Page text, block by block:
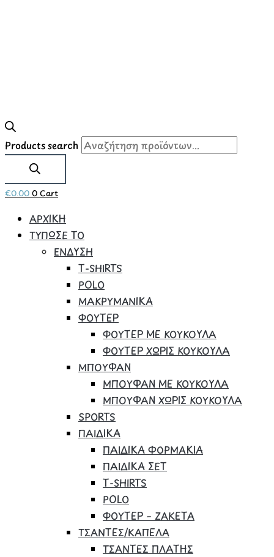
Products search
€0.00 0 Cart
ΑΡΧΙΚΗ
ΤΥΠΩΣΕ ΤΟ
ΕΝΔΥΣΗ
Τ-SHIRTS
POLO
ΜΑΚΡΥΜΑΝΙΚΑ
ΦΟΥΤΕΡ
ΦΟΥΤΕΡ ΜΕ ΚΟΥΚΟΥΛΑ
ΦΟΥΤΕΡ ΧΩΡΙΣ ΚΟΥΚΟΥΛΑ
ΜΠΟΥΦΑΝ
ΜΠΟΥΦΑΝ ΜΕ ΚΟΥΚΟΥΛΑ
ΜΠΟΥΦΑΝ ΧΩΡΙΣ ΚΟΥΚΟΥΛΑ
SPORTS
ΠΑΙΔΙΚΑ
ΠΑΙΔΙΚΑ ΦΟΡΜΑΚΙΑ
ΠΑΙΔΙΚΑ ΣΕΤ
Τ-SHIRTS
POLO
ΦΟΥΤΕΡ – ΖΑΚΕΤΑ
ΤΣΑΝΤΕΣ/ΚΑΠΕΛΑ
ΤΣΑΝΤΕΣ ΠΛΑΤΗΣ